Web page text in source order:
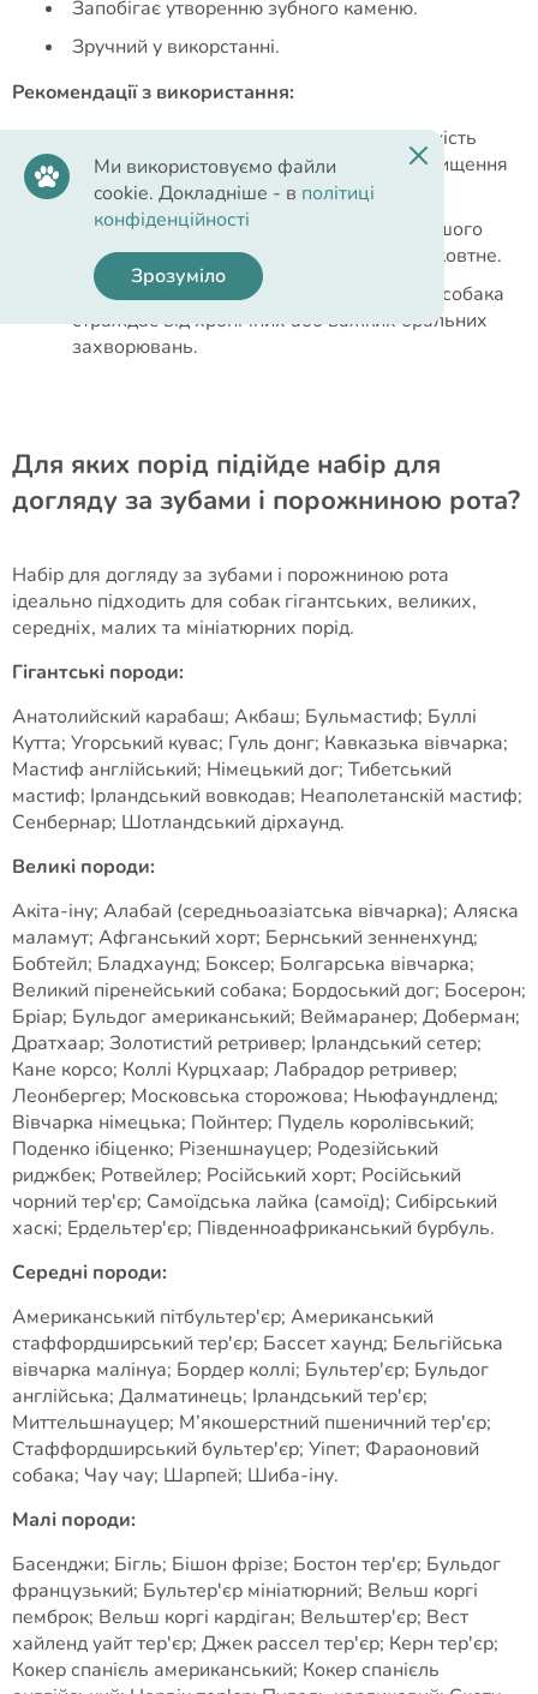
Запобігає утворенню зубного каменю.
Зручний у викорстанні.
Рекомендації з використання:
Спочатку використовуйте невелику кількість
зубної пасти, щоб привчати тварину до чищення
зубів.
Зубна паста абсолютно безпечна для вашого
собаки, навіть якщо він випадково її проковтне.
Проконсультуйтеся з лікарем, якщо ваш собака
страждає від хронічних або важких оральних
захворювань.
Для яких порід підійде набір для
догляду за зубами і порожниною рота?
Набір для догляду за зубами і порожниною рота
ідеально підходить для собак гігантських, великих,
середніх, малих та мініатюрних порід.
Гігантські породи:
Анатолийский карабаш; Акбаш; Бульмастиф; Буллі
Кутта; Угорський кувас; Гуль донг; Кавказька вівчарка;
Мастиф англійський; Німецький дог; Тибетський
мастиф; Ірландський вовкодав; Неаполетанскій мастиф;
Сенбернар; Шотландський дірхаунд.
Великі породи:
Акіта-іну; Алабай (середньоазіатська вівчарка); Аляска
маламут; Афганський хорт; Бернський зенненхунд;
Бобтейл; Бладхаунд; Боксер; Болгарська вівчарка;
Великий піренейський собака; Бордоський дог; Босерон;
Бріар; Бульдог американський; Веймаранер; Доберман;
Дратхаар; Золотистий ретривер; Ірландський сетер;
Кане корсо; Коллі Курцхаар; Лабрадор ретривер;
Леонбергер; Московська сторожова; Ньюфаундленд;
Вівчарка німецька; Пойнтер; Пудель королівський;
Поденко ібіценко; Різеншнауцер; Родезійський
риджбек; Ротвейлер; Російський хорт; Російський
чорний тер'єр; Самоїдська лайка (самоїд); Сибірський
хаскі; Ердельтер'єр; Південноафриканський бурбуль.
Середні породи:
Американський пітбультер'єр; Американський
стаффордширський тер'єр; Бассет хаунд; Бельгійська
вівчарка малінуа; Бордер коллі; Бультер'єр; Бульдог
англійська; Далматинець; Ірландський тер'єр;
Миттельшнауцер; М’якошерстний пшеничний тер'єр;
Стаффордширський бультер'єр; Уіпет; Фараоновий
собака; Чау чау; Шарпей; Шиба-іну.
Малі породи:
Басенджи; Бігль; Бішон фрізе; Бостон тер'єр; Бульдог
французький; Бультер'єр мініатюрний; Вельш коргі
пемброк; Вельш коргі кардіган; Вельштер'єр; Вест
хайленд уайт тер'єр; Джек рассел тер'єр; Керн тер'єр;
Кокер спанієль американський; Кокер спанієль
Ми використовуємо файли
cookie. Докладніше - в політиці
конфіденційності
Зрозуміло